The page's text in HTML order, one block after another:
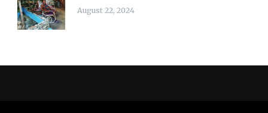
August 22, 2024